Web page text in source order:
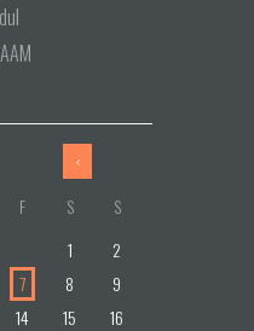
F S S
1
2
7 8
9
14 15
16